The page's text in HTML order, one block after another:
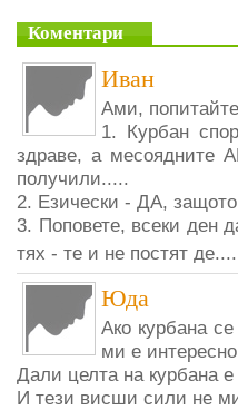
Коментари
Иван
Ами,
1. Курбан
здраве, а месоядните
получили.....
2. Езически - ДА,
3. Поповете, всеки ден
тях - те и не постят
Юда
Ако курбана
ми е
Дали целта на курбана
И тези висши сили не